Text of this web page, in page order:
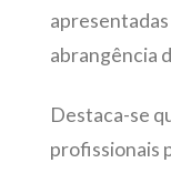
abrangência
Destaca-se
profissionais